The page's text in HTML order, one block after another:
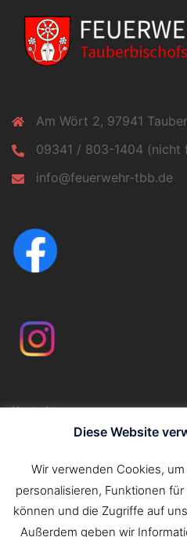
Am Wört 2, 97941
09341 / 803-1404 (nicht
info@feuerwehr-tbb.de
Kontakt
Impressum
Suchen
nach:
Diese Website
Wir verwenden Cookies,
personalisieren, Funktionen
können und die Zugriffe auf
Außerdem geben wir